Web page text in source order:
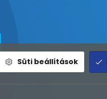
Süti beállítások